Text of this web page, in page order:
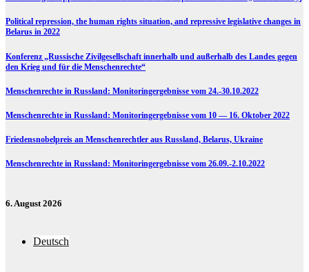
Political repression, the human rights situation, and repressive legislative changes in
Belarus in 2022
Konferenz „Russische Zivilgesellschaft innerhalb und außerhalb des Landes gegen
den Krieg und für die Menschenrechte“
Menschenrechte in Russland: Monitoringergebnisse vom 24.-30.10.2022
Menschenrechte in Russland: Monitoringergebnisse vom 10 — 16. Oktober 2022
Friedensnobelpreis an Menschenrechtler aus Russland, Belarus, Ukraine
Menschenrechte in Russland: Monitoringergebnisse vom 26.09.-2.10.2022
6. August 2026
Deutsch